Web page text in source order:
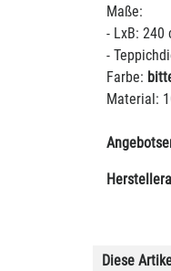
Maße:
- LxB: 240
-
Farbe:
Material:
Diese